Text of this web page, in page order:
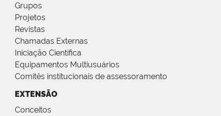
Grupos
Projetos
Revistas
Chamadas Externas
Iniciação Científica
Equipamentos Multiusuários
Comitês institucionais de assessoramento
EXTENSÃO
Conceitos